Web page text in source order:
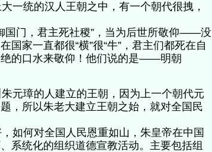
一统的汉人王朝之中，有一个朝代很拽，
国门，君主死社稷”，当为后世所敬仰——没
家一直都很“横”很“牛”，君主们都死在自
的口水来敬仰！他们说的是——明朝
元璋的人建立的王朝，因为上一个朝代元
，所以朱老大建立王朝之始，就对全国民
如何对全国人民恩重如山，朱皇帝在中国
系统化的组织道德宣教活动。主要包括组